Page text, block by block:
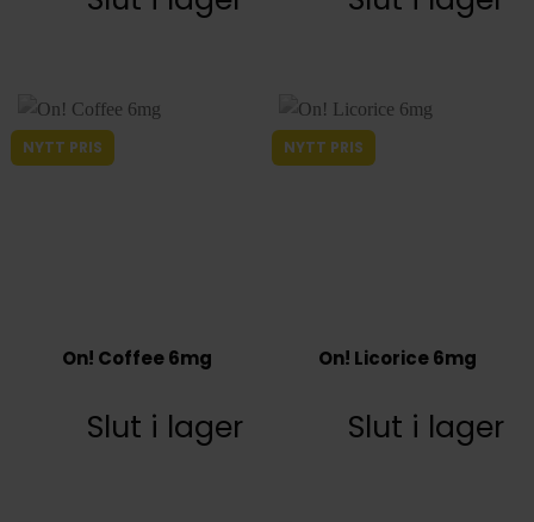
NYTT PRIS
On! Coffee 6mg
Slut i lager
NYTT PRIS
On! Licorice 6mg
Slut i lager